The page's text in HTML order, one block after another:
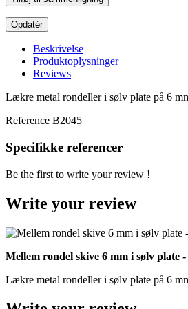
Beskrivelse
Produktoplysninger
Reviews
Lækre metal rondeller i sølv plate på 6
Reference B2045
Specifikke referencer
Be the first to write your review !
Write your review
Mellem rondel skive 6 mm i sølv plate -
Lækre metal rondeller i sølv plate på 6